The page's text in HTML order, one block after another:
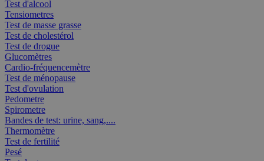
Test d'alcool
Tensiometres
Test de masse grasse
Test de cholestérol
Test de drogue
Glucomètres
Cardio-fréquencemètre
Test de ménopause
Test d'ovulation
Pedometre
Spirometre
Bandes de test: urine, sang,....
Thermomètre
Test de fertilité
Pesé